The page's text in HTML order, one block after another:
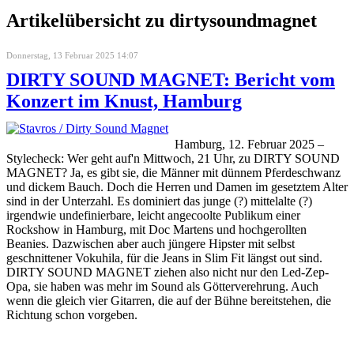
Artikelübersicht zu dirtysoundmagnet
Donnerstag, 13 Februar 2025 14:07
DIRTY SOUND MAGNET: Bericht vom
Konzert im Knust, Hamburg
Hamburg, 12. Februar 2025 –
Stylecheck: Wer geht auf'n Mittwoch, 21 Uhr, zu DIRTY SOUND
MAGNET? Ja, es gibt sie, die Männer mit dünnem Pferdeschwanz
und dickem Bauch. Doch die Herren und Damen im gesetztem Alter
sind in der Unterzahl. Es dominiert das junge (?) mittelalte (?)
irgendwie undefinierbare, leicht angecoolte Publikum einer
Rockshow in Hamburg, mit Doc Martens und hochgerollten
Beanies. Dazwischen aber auch jüngere Hipster mit selbst
geschnittener Vokuhila, für die Jeans in Slim Fit längst out sind.
DIRTY SOUND MAGNET ziehen also nicht nur den Led-Zep-
Opa, sie haben was mehr im Sound als Götterverehrung. Auch
wenn die gleich vier Gitarren, die auf der Bühne bereitstehen, die
Richtung schon vorgeben.